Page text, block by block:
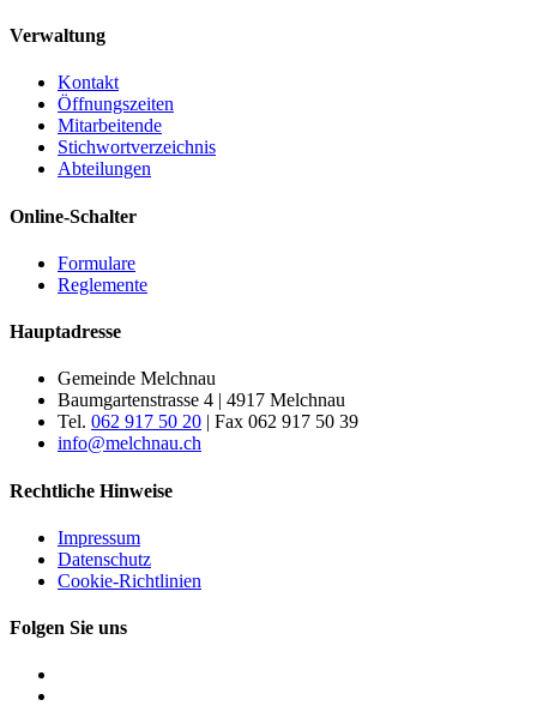
Verwaltung
Kontakt
Öffnungszeiten
Mitarbeitende
Stichwortverzeichnis
Abteilungen
Online-Schalter
Formulare
Reglemente
Hauptadresse
Gemeinde Melchnau
Baumgartenstrasse 4 | 4917 Melchnau
Tel. 062 917 50 20 | Fax 062 917 50 39
info@melchnau.ch
Rechtliche Hinweise
Impressum
Datenschutz
Cookie-Richtlinien
Folgen Sie uns